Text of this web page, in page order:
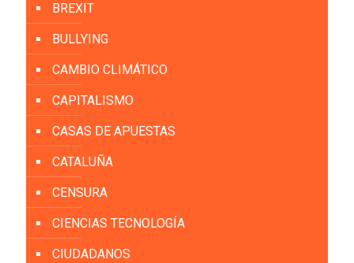
BREXIT
BULLYING
CAMBIO CLIMÁTICO
CAPITALISMO
CASAS DE APUESTAS
CATALUÑA
CENSURA
CIENCIAS TECNOLOGÍA
CIUDADANOS